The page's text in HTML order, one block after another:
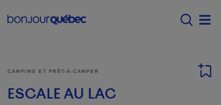
Main navigation -
CAMPING ET PRÊT-À-CAMPER
ESCALE AU LAC